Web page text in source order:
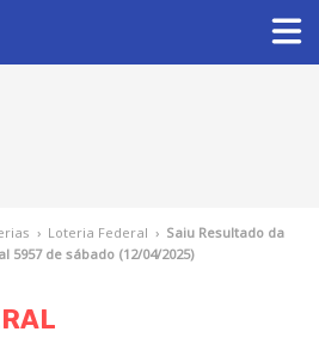
› Loteria Federal › Saiu Resultado da
5957 de sábado (12/04/2025)